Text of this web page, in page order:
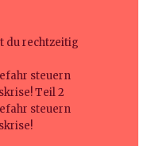
du rechtzeitig
steuern
Teil 2
steuern